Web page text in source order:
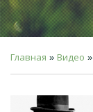
Главная » Видео »